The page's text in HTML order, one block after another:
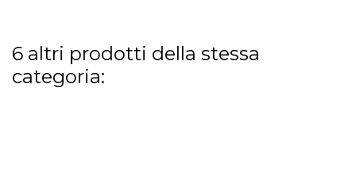
6 altri prodotti della stessa
categoria: